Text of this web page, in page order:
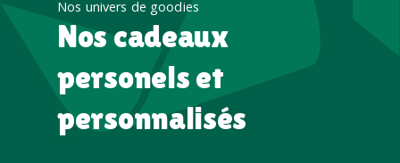
Nos univers de goodies
Nos cadeaux
personels et
personnalisés